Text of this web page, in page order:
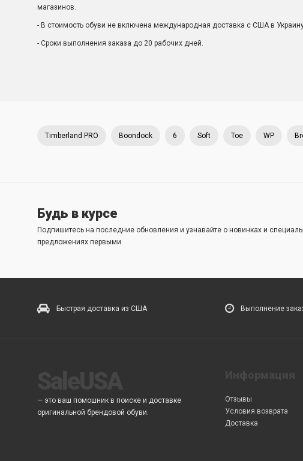
магазинов.
- В стоимость обуви не включена международная доставка с США в
- Сроки выполнения заказа до 20 рабочих дней.
Timberland PRO Boondock 6 Soft Toe WP
Будь в курсе
Подпишитесь на последние обновления и узнавайте о новинках и
предложениях первыми
Быстрая доставка из США Выполнение
— это ваш помошник в поиске и доставке
оригинальной брендовой обуви.
Отзывы
Условия возврата
Доставка